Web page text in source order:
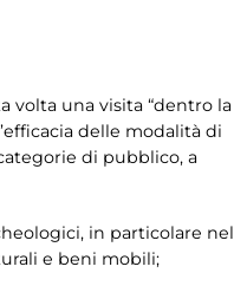
volta una visita “dentro la
delle modalità di
di pubblico, a
in particolare nel
e beni mobili;